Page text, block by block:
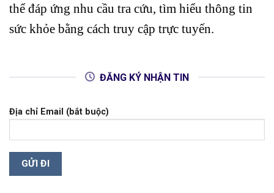
thể đáp ứng nhu cầu tra cứu, tìm hiểu thông tin
sức khỏe bằng cách truy cập trực tuyến.
ĐĂNG KÝ NHẬN TIN
Địa chỉ Email (bắt buộc)